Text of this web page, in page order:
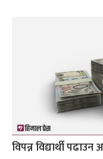
विपन्न विद्यार्थी